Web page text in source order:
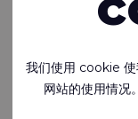
（Awards for
（Specialised
在技术纺织行业持续
我们使用 cookie 使
网站的使用情况